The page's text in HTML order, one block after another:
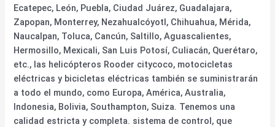
Ecatepec, León, Puebla, Ciudad Juárez, Guadalajara,
Zapopan, Monterrey, Nezahualcóyotl, Chihuahua, Mérida,
Naucalpan, Toluca, Cancún, Saltillo, Aguascalientes,
Hermosillo, Mexicali, San Luis Potosí, Culiacán, Querétaro,
etc., las helicópteros Rooder citycoco, motocicletas
eléctricas y bicicletas eléctricas también se suministrarán
a todo el mundo, como Europa, América, Australia,
Indonesia, Bolivia, Southampton, Suiza. Tenemos una
calidad estricta y completa. sistema de control, que